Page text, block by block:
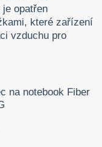
je opatřen
které zařízení
vzduchu pro